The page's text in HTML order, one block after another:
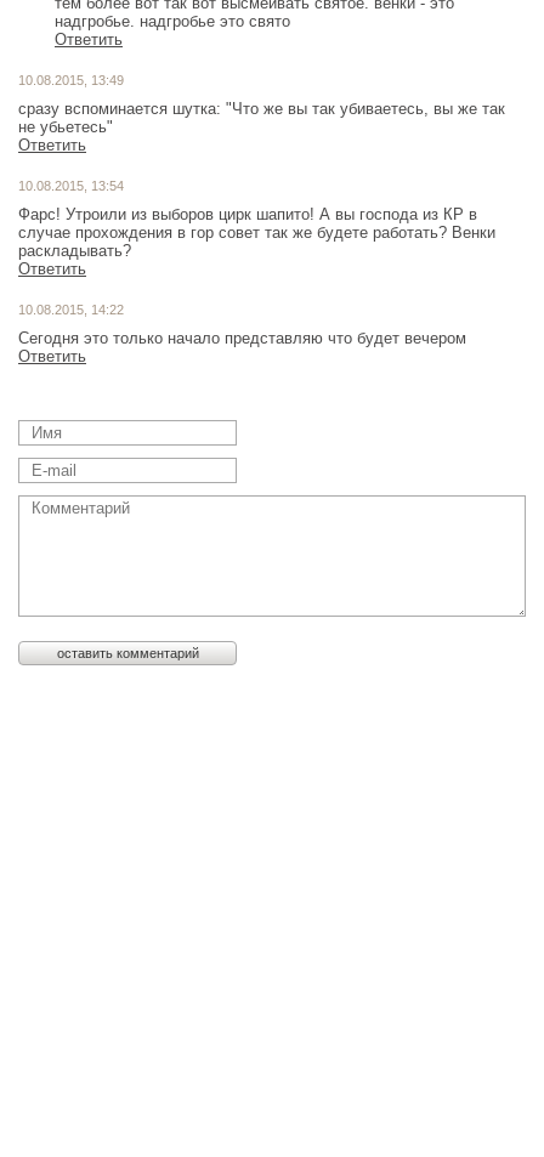
надгробье. надгробье это свято
Ответить
10.08.2015, 13:49
сразу вспоминается шутка: "Что же вы так убиваетесь, вы же так
не убьетесь"
Ответить
10.08.2015, 13:54
Фарс! Утроили из выборов цирк шапито! А вы господа из КР в
случае прохождения в гор совет так же будете работать? Венки
раскладывать?
Ответить
10.08.2015, 14:22
Сегодня это только начало представляю что будет вечером
Ответить